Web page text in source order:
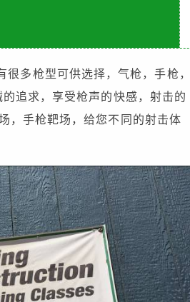
多枪型可供选择，气枪，手枪，
追求，享受枪声的快感，射击的
，手枪靶场，给您不同的射击体